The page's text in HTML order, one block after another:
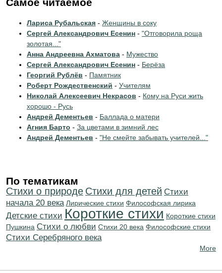
Лариса Рубальская - Женщины в соку
Сергей Александрович Есенин - "Отговорила роща
золотая..."
Анна Андреевна Ахматова - Мужество
Сергей Александрович Есенин - Берёза
Георгий Рублёв - Памятник
Роберт Рождественский - Учителям
Николай Алексеевич Некрасов - Кому на Руси жить
хорошо - Русь
Андрей Дементьев - Баллада о матери
Агния Барто - За цветами в зимний лес
Андрей Дементьев - "Не смейте забывать учителей..."
По тематикам
Стихи о природе Стихи для детей Cтихи
начала 20 века Лирические стихи Философская лирика
Детские стихи Короткие стихи Короткие стихи
Пушкина Стихи о любви Стихи 20 века Философские стихи
Cтихи Серебряного века
More